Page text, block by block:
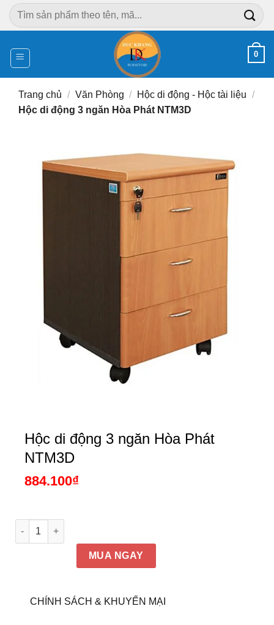
Chuyển
đến
dung
Tìm
kiếm:
0
Trang chủ / Văn Phòng / Hộc di động - Hộc tài liệu /
Hộc di động 3 ngăn Hòa Phát NTM3D
Hộc di động 3 ngăn Hòa Phát
NTM3D
884.100₫
Hộc di động 3 ngăn Hòa Phát NTM3D số lượng
MUA NGAY
CHÍNH SÁCH & KHUYẾN MẠI